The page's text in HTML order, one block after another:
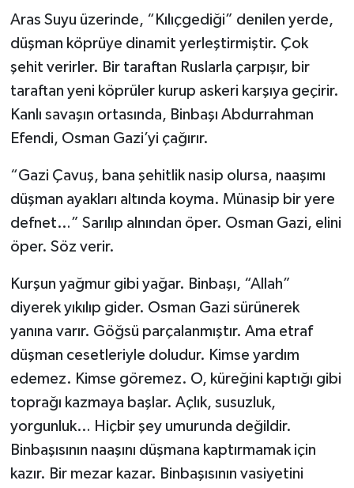
Aras Suyu üzerinde, “Kılıçgediği” denilen yerde,
düşman köprüye dinamit yerleştirmiştir. Çok
şehit verirler. Bir taraftan Ruslarla çarpışır, bir
taraftan yeni köprüler kurup askeri karşıya geçirir.
Kanlı savaşın ortasında, Binbaşı Abdurrahman
Efendi, Osman Gazi’yi çağırır.
“Gazi Çavuş, bana şehitlik nasip olursa, naaşımı
düşman ayakları altında koyma. Münasip bir yere
defnet…” Sarılıp alnından öper. Osman Gazi, elini
öper. Söz verir.
Kurşun yağmur gibi yağar. Binbaşı, “Allah”
diyerek yıkılıp gider. Osman Gazi sürünerek
yanına varır. Göğsü parçalanmıştır. Ama etraf
düşman cesetleriyle doludur. Kimse yardım
edemez. Kimse göremez. O, küreğini kaptığı gibi
toprağı kazmaya başlar. Açlık, susuzluk,
yorgunluk… Hiçbir şey umurunda değildir.
Binbaşısının naaşını düşmana kaptırmamak için
kazır. Bir mezar kazar. Binbaşısının vasiyetini